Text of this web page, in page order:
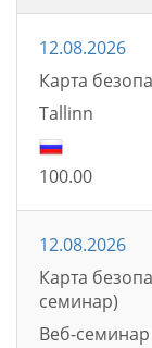
12.08.2026
Карта
Tallinn
100.00
12.08.2026
Карта
семинар)
Bеб-семинаp